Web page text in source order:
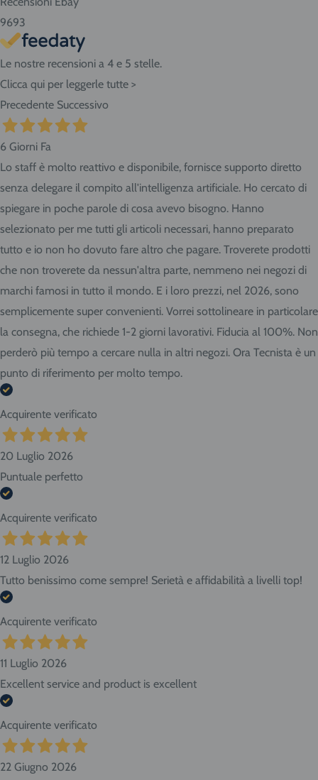
9693
Le nostre recensioni a 4 e 5 stelle.
Clicca qui per leggerle tutte >
Precedente Successivo
6 Giorni Fa
Lo staff è molto reattivo e disponibile, fornisce supporto diretto
senza delegare il compito all'intelligenza artificiale. Ho cercato di
spiegare in poche parole di cosa avevo bisogno. Hanno
selezionato per me tutti gli articoli necessari, hanno preparato
tutto e io non ho dovuto fare altro che pagare. Troverete prodotti
che non troverete da nessun'altra parte, nemmeno nei negozi di
marchi famosi in tutto il mondo. E i loro prezzi, nel 2026, sono
semplicemente super convenienti. Vorrei sottolineare in particolare
la consegna, che richiede 1-2 giorni lavorativi. Fiducia al 100%. Non
perderò più tempo a cercare nulla in altri negozi. Ora Tecnista è un
punto di riferimento per molto tempo.
Acquirente verificato
20 Luglio 2026
Puntuale perfetto
Acquirente verificato
12 Luglio 2026
Tutto benissimo come sempre! Serietà e affidabilità a livelli top!
Acquirente verificato
11 Luglio 2026
Excellent service and product is excellent
Acquirente verificato
22 Giugno 2026